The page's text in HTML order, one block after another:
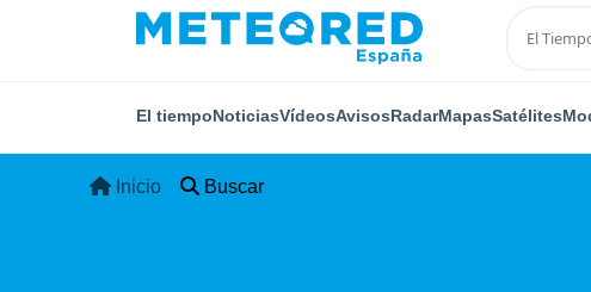
El tiempoNoticiasVídeosAvisosRadarMapasSatélites
Inicio Buscar